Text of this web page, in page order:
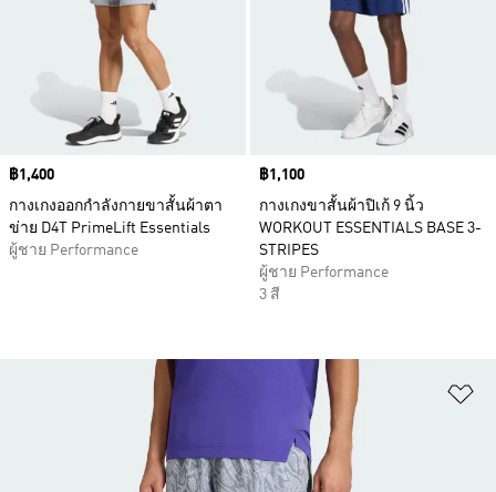
Price
฿1,400
กางเกงออกกำลังกายขาสั้นผ้าตา
ข่าย D4T PrimeLift Essentials
ผู้ชาย Performance
Price
฿1,100
กางเกงขาสั้นผ้าปิเก้ 9 นิ้ว
WORKOUT ESSENTIALS BASE 3-
STRIPES
ผู้ชาย Performance
3 สี